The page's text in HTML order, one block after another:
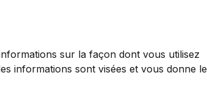
sur la façon dont vous utilisez
informations sont visées et vous donne le